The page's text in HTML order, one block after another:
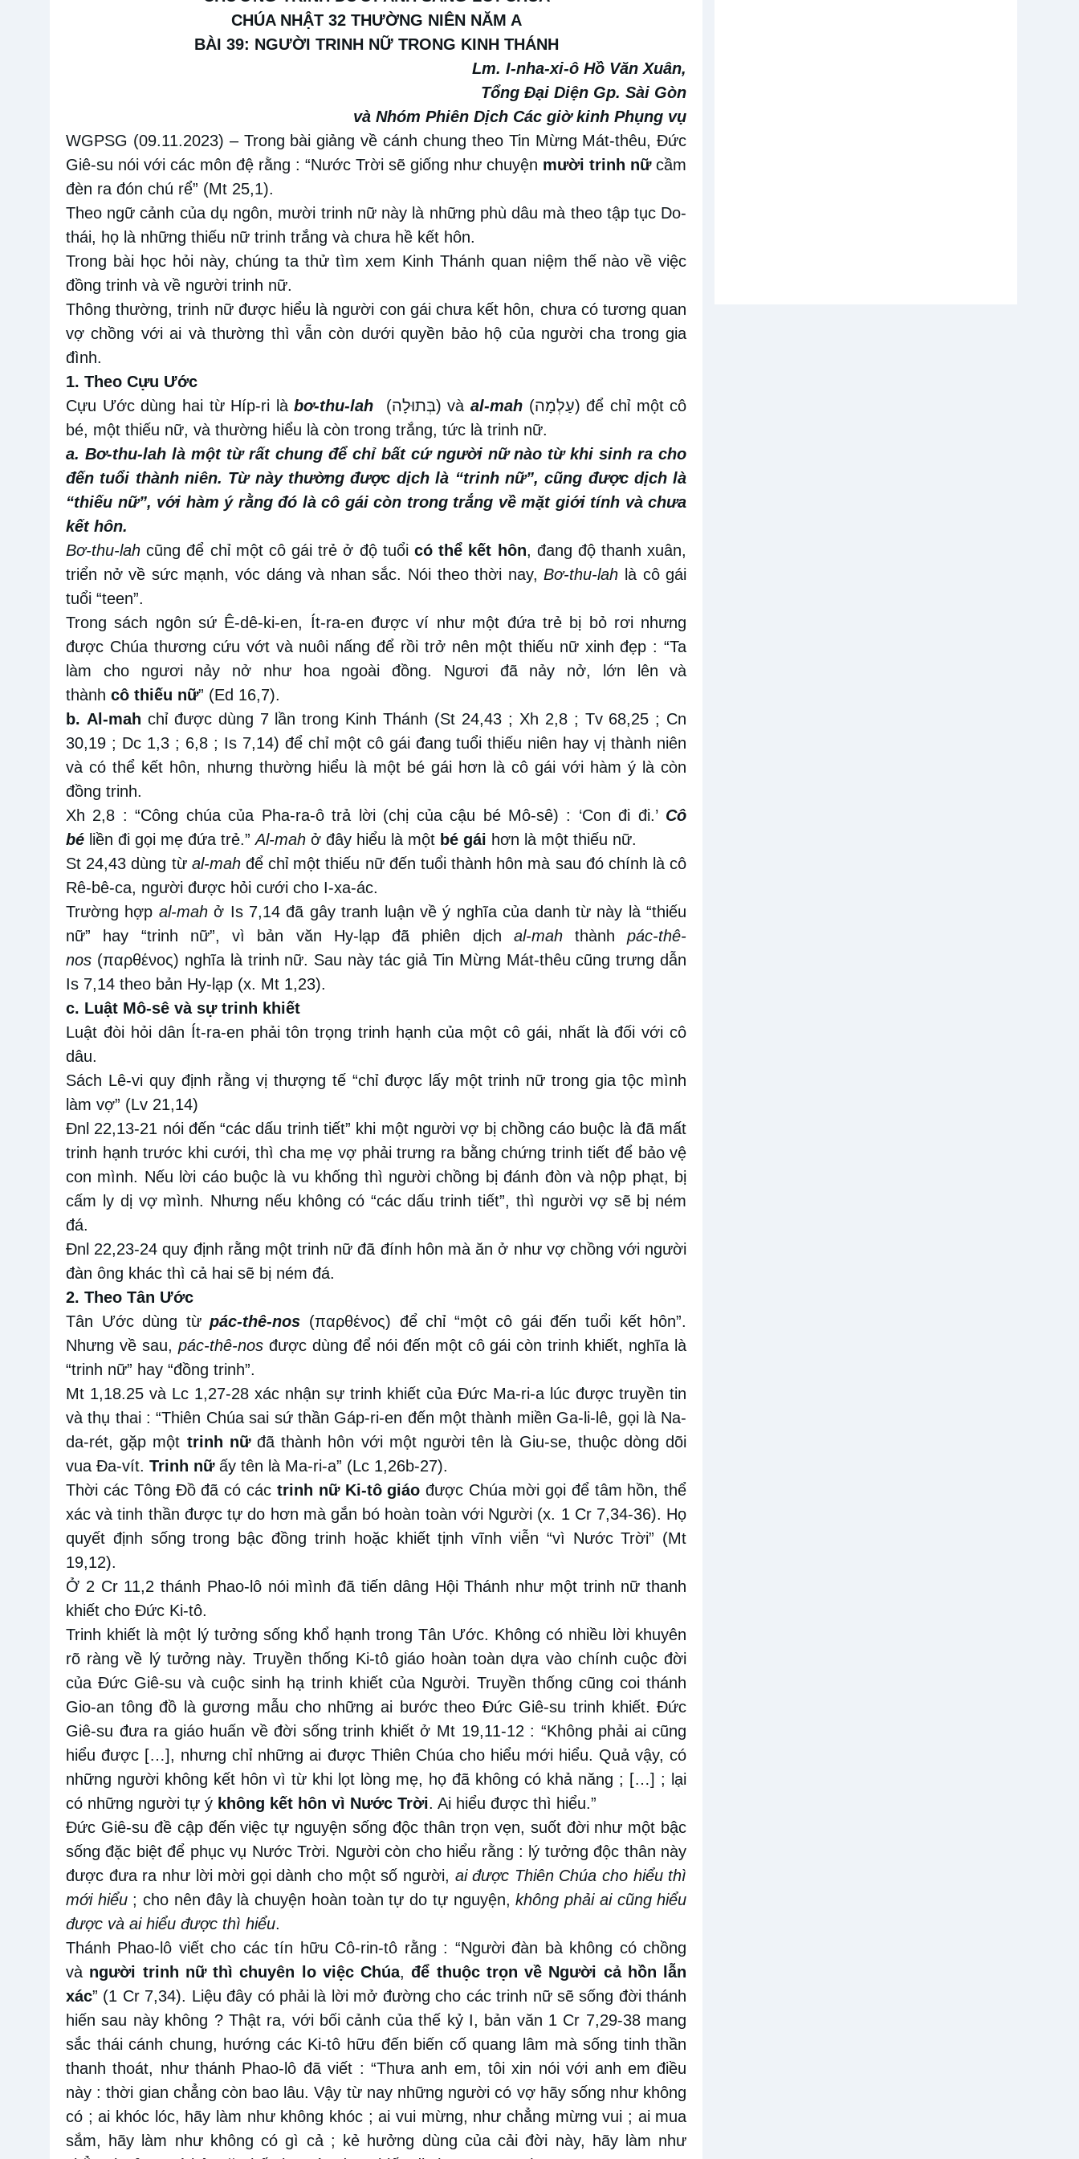
CHÚA NHẬT 32THƯỜNG NIÊN NĂM A
BÀI 39: NGƯỜI TRINH NỮ TRONG KINH THÁNH
Lm. I-nha-xi-ô Hồ Văn Xuân,
Tổng Đại Diện Gp. Sài Gòn
và Nhóm Phiên Dịch Các giờ kinh Phụng vụ
WGPSG (09.11.2023) – Trong bài giảng về cánh chung theo Tin Mừng Mát-thêu, Đức
Giê-su nói với các môn đệ rằng : “Nước Trời sẽ giống như chuyện mười trinh nữcầm
đèn ra đón chú rể” (Mt 25,1).
Theo ngữ cảnh của dụ ngôn, mười trinh nữ này là những phù dâu mà theo tập tục Do-
thái, họ là những thiếu nữ trinh trắng và chưa hề kết hôn.
Trong bài học hỏi này, chúng ta thử tìm xem Kinh Thánh quan niệm thế nào về việc
đồng trinh và về người trinh nữ.
Thông thường, trinh nữ được hiểu là người con gái chưa kết hôn, chưa có tương quan
vợ chồng với ai và thường thì vẫn còn dưới quyền bảo hộ của người cha trong gia
đình.
1. Theo Cựu Ước
Cựu Ước dùng hai từ Híp-ri làbơ-thu-lah (בְּתוּלָה) vàal-mah (עַלְמָה) để chỉ một cô
bé, một thiếu nữ, và thường hiểu là còn trong trắng, tức là trinh nữ.
a. Bơ-thu-lah là một từ rất chung để chỉ bất cứ người nữ nào từ khi sinh ra cho
đến tuổi thành niên. Từ này thường được dịch là “trinh nữ”, cũng được dịch là
“thiếu nữ”, với hàm ý rằng đó là cô gái còn trong trắng về mặt giới tính và chưa
kết hôn.
Bơ-thu-lah cũng để chỉ một cô gái trẻ ở độ tuổi có thể kết hôn, đang độ thanh xuân,
triển nở về sức mạnh, vóc dáng và nhan sắc. Nói theo thời nay,Bơ-thu-lah là cô gái
tuổi “teen”.
Trong sách ngôn sứ Ê-dê-ki-en, Ít-ra-en được ví như một đứa trẻ bị bỏ rơi nhưng
được Chúa thương cứu vớt và nuôi nấng để rồi trở nên một thiếu nữ xinh đẹp : “Ta
làm cho ngươi nảy nở như hoa ngoài đồng. Ngươi đã nảy nở, lớn lên và
thành cô thiếu nữ” (Ed 16,7).
b. Al-mah chỉ được dùng 7 lần trong Kinh Thánh (St 24,43 ; Xh 2,8 ; Tv 68,25 ; Cn
30,19 ; Dc 1,3 ; 6,8 ; Is 7,14) để chỉ một cô gái đang tuổi thiếu niên hay vị thành niên
và có thể kết hôn, nhưng thường hiểu là một bé gái hơn là cô gái với hàm ý là còn
đồng trinh.
Xh 2,8 : “Công chúa của Pha-ra-ô trả lời (chị của cậu bé Mô-sê) : ‘Con đi đi.’ Cô
bé liền đi gọi mẹ đứa trẻ.”Al-mah ở đây hiểu là một bé gái hơn là một thiếu nữ.
St 24,43 dùng từ al-mahđể chỉ một thiếu nữ đến tuổi thành hôn mà sau đó chính là cô
Rê-bê-ca, người được hỏi cưới cho I-xa-ác.
Trường hợp al-mahở Is 7,14 đã gây tranh luận về ý nghĩa của danh từ này là “thiếu
nữ” hay “trinh nữ”, vì bản văn Hy-lạp đã phiên dịch al-mahthànhpác-thê-
nos (παρθένος) nghĩa là trinh nữ. Sau này tác giả Tin Mừng Mát-thêu cũng trưng dẫn
Is 7,14 theo bản Hy-lạp (x. Mt 1,23).
c. Luật Mô-sê và sự trinh khiết
Luật đòi hỏi dân Ít-ra-en phải tôn trọng trinh hạnh của một cô gái, nhất là đối với cô
dâu.
Sách Lê-vi quy định rằng vị thượng tế “chỉ được lấy một trinh nữ trong gia tộc mình
làm vợ” (Lv 21,14)
Đnl 22,13-21 nói đến “các dấu trinh tiết” khi một người vợ bị chồng cáo buộc là đã mất
trinh hạnh trước khi cưới, thì cha mẹ vợ phải trưng ra bằng chứng trinh tiết để bảo vệ
con mình. Nếu lời cáo buộc là vu khống thì người chồng bị đánh đòn và nộp phạt, bị
cấm ly dị vợ mình. Nhưng nếu không có “các dấu trinh tiết”, thì người vợ sẽ bị ném
đá.
Đnl 22,23-24 quy định rằng một trinh nữ đã đính hôn mà ăn ở như vợ chồng với người
đàn ông khác thì cả hai sẽ bị ném đá.
2. Theo Tân Ước
Tân Ước dùng từpác-thê-nos (παρθένος) để chỉ “một cô gái đến tuổi kết hôn”.
Nhưng về sau, pác-thê-nosđược dùng để nói đến một cô gái còn trinh khiết, nghĩa là
“trinh nữ” hay “đồng trinh”.
Mt 1,18.25 và Lc 1,27-28 xác nhận sự trinh khiết của Đức Ma-ri-a lúc được truyền tin
và thụ thai : “Thiên Chúa sai sứ thần Gáp-ri-en đến một thành miền Ga-li-lê, gọi là Na-
da-rét, gặp một trinh nữđã thành hôn với một người tên là Giu-se, thuộc dòng dõi
vua Đa-vít. Trinh nữấy tên là Ma-ri-a” (Lc 1,26b-27).
Thời các Tông Đồ đã có các trinh nữ Ki-tô giáo được Chúa mời gọi để tâm hồn, thể
xác và tinh thần được tự do hơn mà gắn bó hoàn toàn với Người (x. 1 Cr 7,34-36). Họ
quyết định sống trong bậc đồng trinh hoặc khiết tịnh vĩnh viễn “vì Nước Trời” (Mt
19,12).
Ở 2 Cr 11,2 thánh Phao-lô nói mình đã tiến dâng Hội Thánh như một trinh nữ thanh
khiết cho Đức Ki-tô.
Trinh khiết là một lý tưởng sống khổ hạnh trong Tân Ước. Không có nhiều lời khuyên
rõ ràng về lý tưởng này. Truyền thống Ki-tô giáo hoàn toàn dựa vào chính cuộc đời
của Đức Giê-su và cuộc sinh hạ trinh khiết của Người. Truyền thống cũng coi thánh
Gio-an tông đồ là gương mẫu cho những ai bước theo Đức Giê-su trinh khiết. Đức
Giê-su đưa ra giáo huấn về đời sống trinh khiết ở Mt 19,11-12 : “Không phải ai cũng
hiểu được […], nhưng chỉ những ai được Thiên Chúa cho hiểu mới hiểu. Quả vậy, có
những người không kết hôn vì từ khi lọt lòng mẹ, họ đã không có khả năng ; […] ; lại
có những người tự ý không kết hôn vì Nước Trời. Ai hiểu được thì hiểu.”
Đức Giê-su đề cập đến việc tự nguyện sống độc thân trọn vẹn, suốt đời như một bậc
sống đặc biệt để phục vụ Nước Trời. Người còn cho hiểu rằng : lý tưởng độc thân này
được đưa ra như lời mời gọi dành cho một số người, ai được Thiên Chúa cho hiểu thì
mới hiểu; cho nên đây là chuyện hoàn toàn tự do tự nguyện,không phải ai cũng hiểu
được và ai hiểu được thì hiểu.
Thánh Phao-lô viết cho các tín hữu Cô-rin-tô rằng : “Người đàn bà không có chồng
và người trinh nữ thì chuyên lo việc Chúa,để thuộc trọn về Người cả hồn lẫn
xác” (1 Cr 7,34). Liệu đây có phải là lời mở đường cho các trinh nữ sẽ sống đời thánh
hiến sau này không ? Thật ra, với bối cảnh của thế kỷ I, bản văn 1 Cr 7,29-38 mang
sắc thái cánh chung, hướng các Ki-tô hữu đến biến cố quang lâm mà sống tinh thần
thanh thoát, như thánh Phao-lô đã viết : “Thưa anh em, tôi xin nói với anh em điều
này : thời gian chẳng còn bao lâu. Vậy từ nay những người có vợ hãy sống như không
có ; ai khóc lóc, hãy làm như không khóc ; ai vui mừng, như chẳng mừng vui ; ai mua
sắm, hãy làm như không có gì cả ; kẻ hưởng dùng của cải đời này, hãy làm như